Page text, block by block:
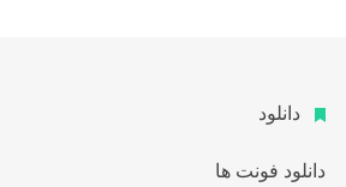
دانلود
دانلود فونت ها